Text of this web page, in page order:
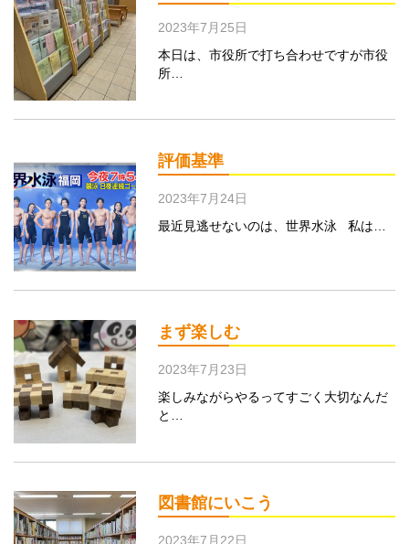
2023年7月25日
本日は、市役所で打ち合わせですが市役
所…
評価基準
2023年7月24日
最近見逃せないのは、世界水泳 私は…
まず楽しむ
2023年7月23日
楽しみながらやるってすごく大切なんだ
と…
図書館にいこう
2023年7月22日